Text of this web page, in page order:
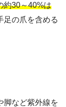
約30～40%は
足の爪を含める
脚など紫外線を